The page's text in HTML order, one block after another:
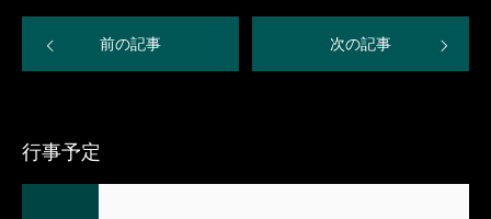
前の記事 次の記事
行事予定